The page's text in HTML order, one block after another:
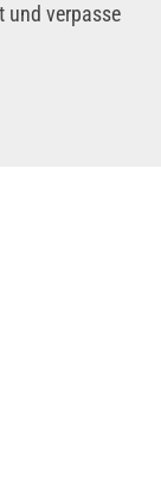
und verpasse